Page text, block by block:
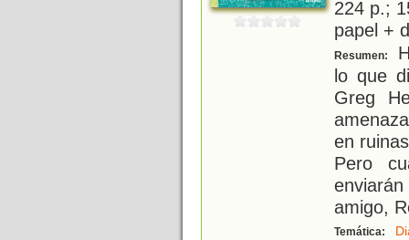
224 p.;
papel +
Resumen:
lo que
Greg
en
Pero
amigo,
Temática: